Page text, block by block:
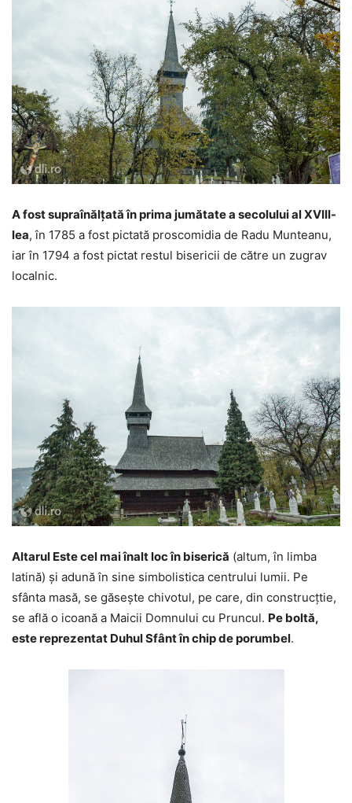
A fost supraînălțată în prima jumătate a secolului al XVIII-
lea, în 1785 a fost pictată proscomidia de Radu Munteanu,
iar în 1794 a fost pictat restul bisericii de către un zugrav
localnic.
Altarul Este cel mai înalt loc în biserică (altum, în limba
latină) și adună în sine simbolistica centrului lumii. Pe
sfânta masă, se găsește chivotul, pe care, din construcțtie,
se află o icoană a Maicii Domnului cu Pruncul. Pe boltă,
este reprezentat Duhul Sfânt în chip de porumbel.